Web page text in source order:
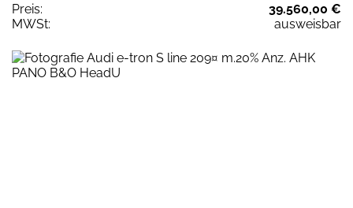
Preis:
39.560,00 €
MWSt:
ausweisbar